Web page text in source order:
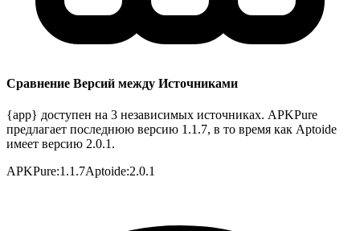
Сравнение Версий между Источниками
{app} доступен на 3 независимых источниках. APKPure
предлагает последнюю версию 1.1.7, в то время как Aptoide
имеет версию 2.0.1.
APKPure:1.1.7Aptoide:2.0.1